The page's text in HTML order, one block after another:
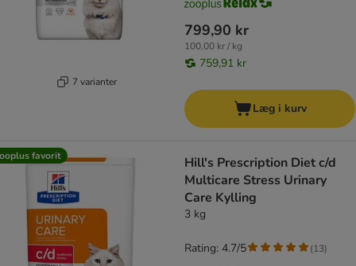
7 varianter
799,90 kr
100,00 kr / kg
759,91 kr
Læg i kurv
favorit
Hill's Prescription Diet c/d
Multicare Stress Urinary
Care Kylling
3 kg
Rating: 4.7/5 (13)